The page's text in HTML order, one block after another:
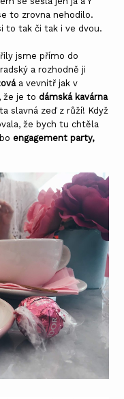
to zrovna nehodilo.
to tak či tak i ve dvou.
jsme přímo do
a rozhodně ji
a vevnitř jak v
že je to dámská kavárna
slavná zeď z růží! Když
že bych tu chtěla
engagement party,